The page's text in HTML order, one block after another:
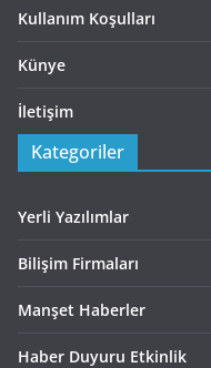
Kullanım Koşulları
Künye
İletişim
Kategoriler
Yerli Yazılımlar
Bilişim Firmaları
Manşet Haberler
Haber Duyuru Etkinlik